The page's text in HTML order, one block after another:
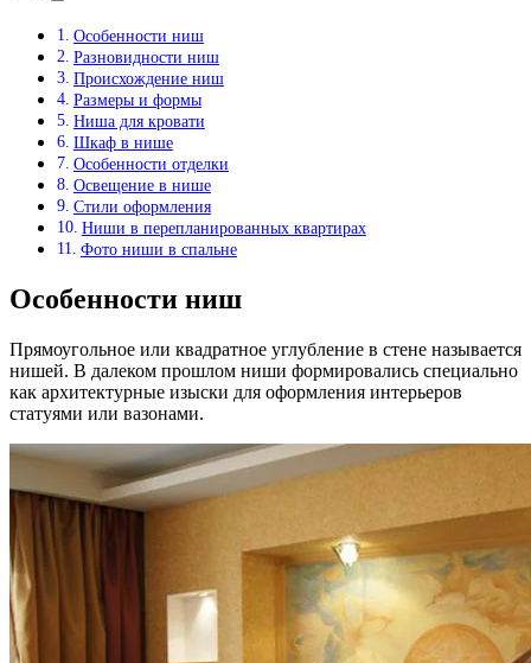
Особенности ниш
Разновидности ниш
Происхождение ниш
Размеры и формы
Ниша для кровати
Шкаф в нише
Особенности отделки
Освещение в нише
Стили оформления
Ниши в перепланированных квартирах
Фото ниши в спальне
Особенности ниш
Прямоугольное или квадратное углубление в стене называется
нишей. В далеком прошлом ниши формировались специально
как архитектурные изыски для оформления интерьеров
статуями или вазонами.